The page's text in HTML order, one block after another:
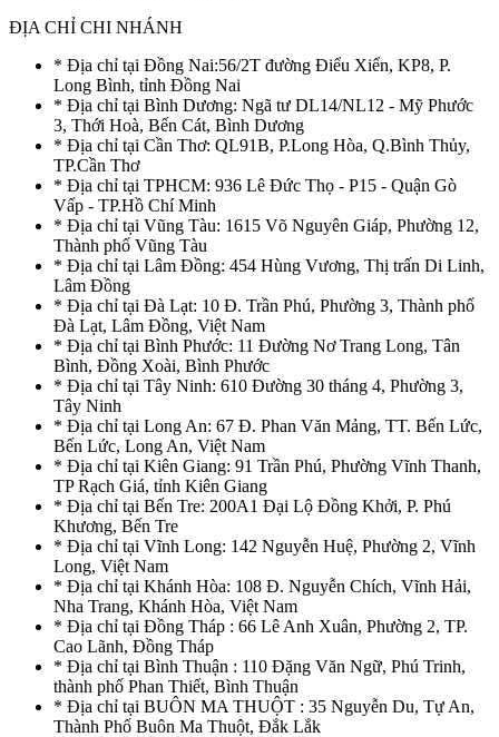
ĐỊA CHỈ CHI NHÁNH
* Địa chỉ tại Đồng Nai:56/2T đường Điểu Xiển, KP8, P.
Long Bình, tỉnh Đồng Nai
* Địa chỉ tại Bình Dương: Ngã tư DL14/NL12 - Mỹ Phước
3, Thới Hoà, Bến Cát, Bình Dương
* Địa chỉ tại Cần Thơ: QL91B, P.Long Hòa, Q.Bình Thủy,
TP.Cần Thơ
* Địa chỉ tại TPHCM: 936 Lê Đức Thọ - P15 - Quận Gò
Vấp - TP.Hồ Chí Minh
* Địa chỉ tại Vũng Tàu: 1615 Võ Nguyên Giáp, Phường 12,
Thành phố Vũng Tàu
* Địa chỉ tại Lâm Đồng: 454 Hùng Vương, Thị trấn Di Linh,
Lâm Đồng
* Địa chỉ tại Đà Lạt: 10 Đ. Trần Phú, Phường 3, Thành phố
Đà Lạt, Lâm Đồng, Việt Nam
* Địa chỉ tại Bình Phước: 11 Đường Nơ Trang Long, Tân
Bình, Đồng Xoài, Bình Phước
* Địa chỉ tại Tây Ninh: 610 Đường 30 tháng 4, Phường 3,
Tây Ninh
* Địa chỉ tại Long An: 67 Đ. Phan Văn Mảng, TT. Bến Lức,
Bến Lức, Long An, Việt Nam
* Địa chỉ tại Kiên Giang: 91 Trần Phú, Phường Vĩnh Thanh,
TP Rạch Giá, tỉnh Kiên Giang
* Địa chỉ tại Bến Tre: 200A1 Đại Lộ Đồng Khởi, P. Phú
Khương, Bến Tre
* Địa chỉ tại Vĩnh Long: 142 Nguyễn Huệ, Phường 2, Vĩnh
Long, Việt Nam
* Địa chỉ tại Khánh Hòa: 108 Đ. Nguyễn Chích, Vĩnh Hải,
Nha Trang, Khánh Hòa, Việt Nam
* Địa chỉ tại Đồng Tháp : 66 Lê Anh Xuân, Phường 2, TP.
Cao Lãnh, Đồng Tháp
* Địa chỉ tại Bình Thuận : 110 Đặng Văn Ngữ, Phú Trinh,
thành phố Phan Thiết, Bình Thuận
* Địa chỉ tại BUÔN MA THUỘT : 35 Nguyễn Du, Tự An,
Thành Phố Buôn Ma Thuột, Đắk Lắk